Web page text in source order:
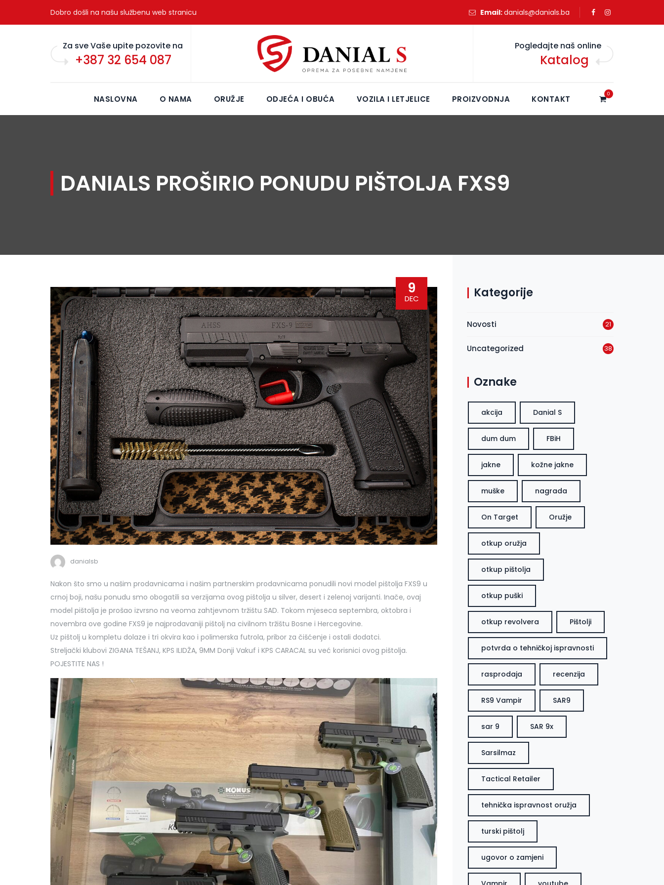
Dobro došli na našu službenu web stranicu Email:danials@danials.ba
Za sve Vaše upite pozovite na
+387 32 654 087
Pogledajte naš online
Katalog
NASLOVNA O NAMA ORUŽJE ODJEĆA I OBUĆA VOZILA I LETJELICE PROIZVODNJA KONTAKT 0
DANIALS PROŠIRIO PONUDU PIŠTOLJA FXS9
9
DEC
danialsb
Nakon što smo u našim prodavnicama i našim partnerskim prodavnicama ponudili novi model pištolja FXS9 u
crnoj boji, našu ponudu smo obogatili sa verzijama ovog pištolja u silver, desert i zelenoj varijanti. Inače, ovaj
model pištolja je prošao izvrsno na veoma zahtjevnom tržištu SAD. Tokom mjeseca septembra, oktobra i
novembra ove godine FXS9 je najprodavaniji pištolj na civilnom tržištu Bosne i Hercegovine.
Uz pištolj u kompletu dolaze i tri okvira kao i polimerska futrola, pribor za čišćenje i ostali dodatci.
Streljački klubovi ZIGANA TEŠANJ, KPS ILIDŽA, 9MM Donji Vakuf i KPS CARACAL su već korisnici ovog pištolja.
POJESTITE NAS !
Kategorije
Novosti 21
Uncategorized 38
Oznake
akcija Danial S
dum dum FBiH
jakne kožne jakne
muške nagrada
On Target Oružje
otkup oružja
otkup pištolja
otkup puški
otkup revolvera Pištolji
potvrda o tehničkoj ispravnosti
rasprodaja recenzija
RS9 Vampir SAR9
sar 9 SAR 9x
Sarsilmaz
Tactical Retailer
tehnička ispravnost oružja
turski pištolj
ugovor o zamjeni